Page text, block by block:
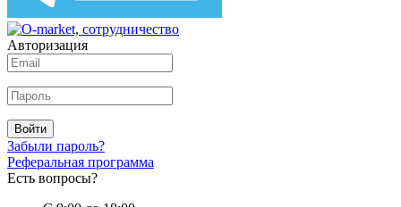
Авторизация
Войти
Забыли пароль?
Реферальная программа
Есть вопросы?